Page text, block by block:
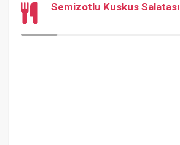
Semizotlu Kuskus Salatası